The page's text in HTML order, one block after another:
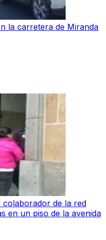
la carretera de Miranda
de la red
en un piso de la avenida